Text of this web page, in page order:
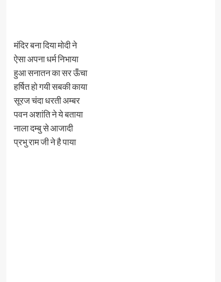
मंदिर बना दिया मोदी ने
ऐसा अपना धर्म निभाया
हुआ सनातन का सर ऊँचा
हर्षित हो गयी सबकी काया
सूरज चंदा धरती अम्बर
पवन अशांति ने ये बताया
नाला दम्बु से आजादी
प्रभु राम जी ने है पाया